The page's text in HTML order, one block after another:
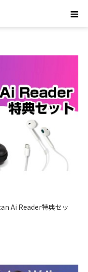
Ai Reader特典セッ